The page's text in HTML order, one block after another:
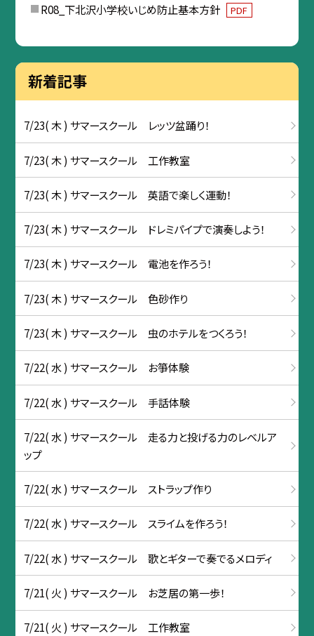
R08_下北沢小学校いじめ防止基本方針 PDF
新着記事
7/23( 木 ) サマースクール レッツ盆踊り！
7/23( 木 ) サマースクール 工作教室
7/23( 木 ) サマースクール 英語で楽しく運動！
7/23( 木 ) サマースクール ドレミパイプで演奏しよう！
7/23( 木 ) サマースクール 電池を作ろう！
7/23( 木 ) サマースクール 色砂作り
7/23( 木 ) サマースクール 虫のホテルをつくろう！
7/22( 水 ) サマースクール お箏体験
7/22( 水 ) サマースクール 手話体験
7/22( 水 ) サマースクール 走る力と投げる力のレベルア
ップ
7/22( 水 ) サマースクール ストラップ作り
7/22( 水 ) サマースクール スライムを作ろう！
7/22( 水 ) サマースクール 歌とギターで奏でるメロディ
7/21( 火 ) サマースクール お芝居の第一歩！
7/21( 火 ) サマースクール 工作教室